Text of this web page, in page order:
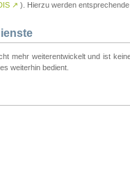
↗ ). Hierzu werden
mehr weiterentwickelt und ist
weiterhin bedient.